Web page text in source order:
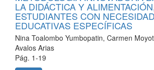
LA DIDÁCTICA Y
ESTUDIANTES CON
EDUCATIVAS ESPECÍFICAS
Nina Toalombo Yumbopatin, Carmen
Avalos Arias
Pág. 1-19